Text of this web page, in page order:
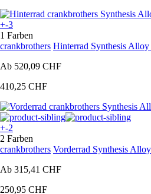
+-3
1 Farben
crankbrothers Hinterrad Synthesis
Ab 520,09 CHF
410,25 CHF
+-2
2 Farben
crankbrothers Vorderrad Synthesis
Ab 315,41 CHF
250,95 CHF